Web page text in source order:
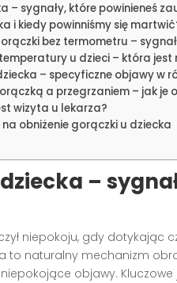
– sygnały, które powinieneś
i kiedy powinniśmy się
bez termometru –
u dzieci – która jest
– specyficzne objawy w
a przegrzaniem – jak je
wizyta u lekarza?
obniżenie gorączki u dziecka
–
niepokoju, gdy dotykając
to naturalny mechanizm
objawy.